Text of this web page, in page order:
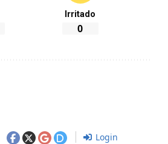
Irritado
0
Login